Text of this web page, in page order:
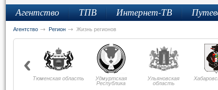
Агентство ТПВ Интернет-ТВ
Агентство Регион Жизнь регионов
Тюменская область
Удмуртская
Республика
Ульяновская
область